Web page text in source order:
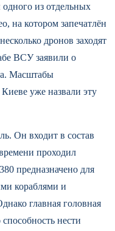
из отдельных
на котором запечатлён
дронов заходят
ВСУ заявили о
Масштабы
уже назвали эту
Он входит в состав
проходил
предназначено для
кораблями и
главная головная
нести